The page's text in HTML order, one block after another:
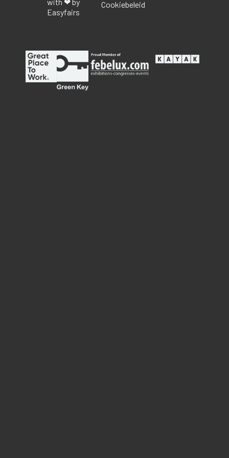
Easyfairs
Cookiebeleid